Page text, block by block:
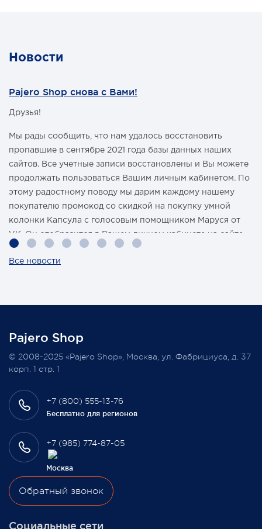
Новости
Pajero Shop снова с Вами!
Друзья!
Мы рады сообщить, что нам удалось восстановить
пропавшие в сентябре 2021 года базы данных наших
сайтов. Все учетные записи восстановлены и Вы можете
продолжать пользоваться Вашим личным кабинетом. По
этому радостному поводу мы дарим каждому нашему
покупателю промокод со скидкой на покупку умной
колонки Капсула с голосовым помощником Маруся от
VK. Он отобразится в Вашем личном кабинете на сайте
магазина Pajero Shop 14 февраля.
Всегда Ваш, Pajero Shop
3 февраля 2022
Все новости
Pajero Shop
+7 (800) 555-13-76
Бесплатно для регионов
+7 (985) 774-87-05
Москва
Обратный звонок
Социальные сети
© 2008-2025 «Pajero Shop», Москва, ул. Фабрициуса, д. 37
корп. 1 стр. 1